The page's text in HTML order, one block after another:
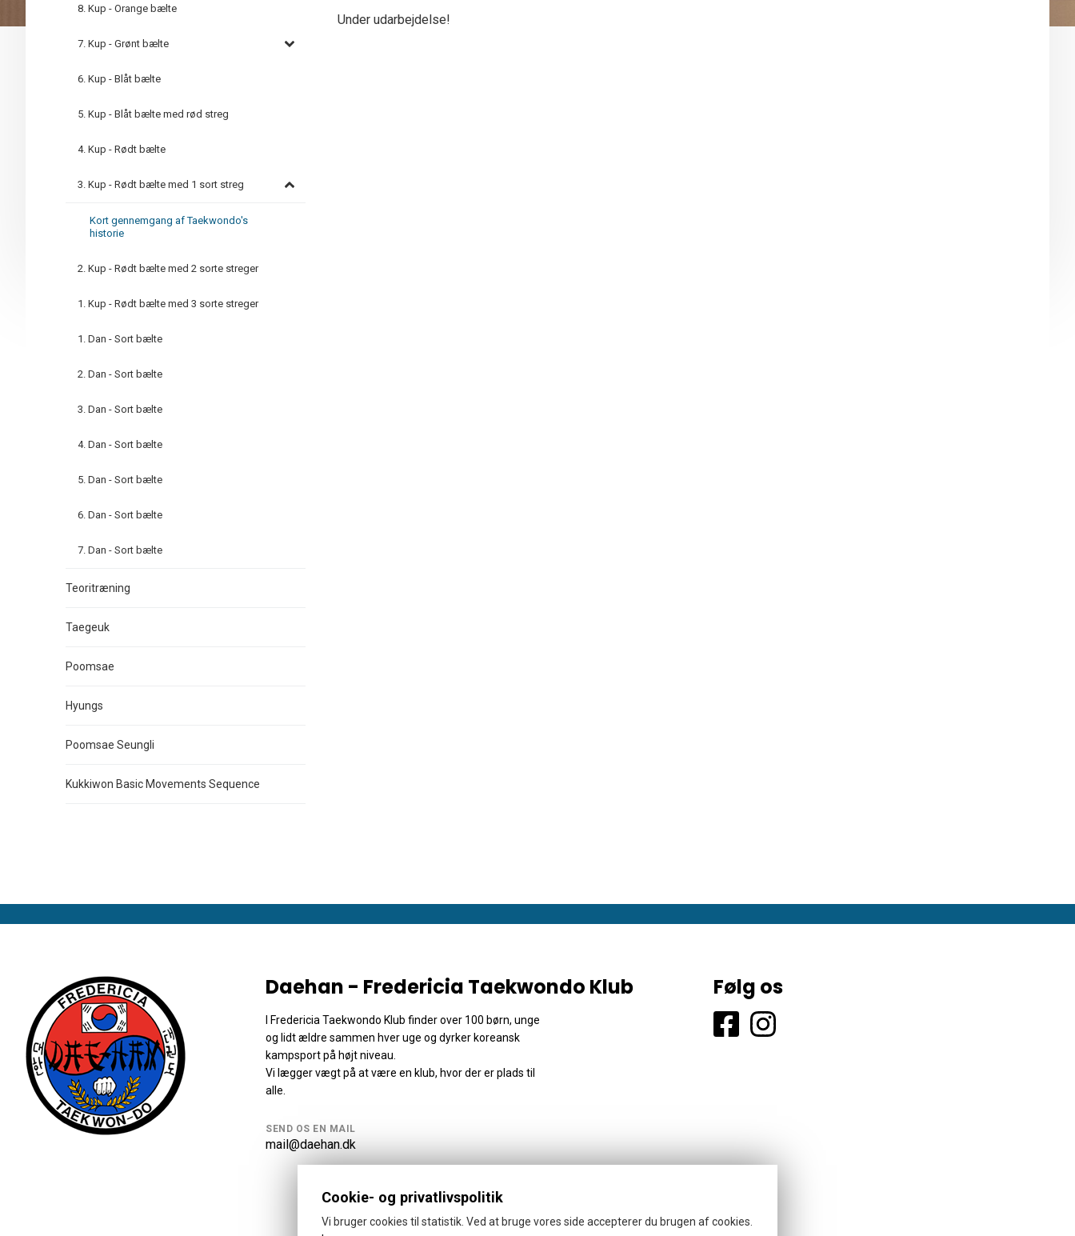
Under udarbejdelse!
8. Kup - Orange bælte
7. Kup - Grønt bælte
6. Kup - Blåt bælte
5. Kup - Blåt bælte med rød streg
4. Kup - Rødt bælte
3. Kup - Rødt bælte med 1 sort streg
Kort gennemgang af Taekwondo's
historie
2. Kup - Rødt bælte med 2 sorte streger
1. Kup - Rødt bælte med 3 sorte streger
1. Dan - Sort bælte
2. Dan - Sort bælte
3. Dan - Sort bælte
4. Dan - Sort bælte
5. Dan - Sort bælte
6. Dan - Sort bælte
7. Dan - Sort bælte
Teoritræning
Taegeuk
Poomsae
Hyungs
Poomsae Seungli
Kukkiwon Basic Movements Sequence
Daehan - Fredericia Taekwondo Klub
I Fredericia Taekwondo Klub finder over 100 børn, unge
og lidt ældre sammen hver uge og dyrker koreansk
kampsport på højt niveau.
Vi lægger vægt på at være en klub, hvor der er plads til
alle.
SEND OS EN MAIL
mail@daehan.dk
Følg os
Cookie- og privatlivspolitik
Vi bruger cookies til statistik. Ved at bruge vores side accepterer du brugen af cookies.